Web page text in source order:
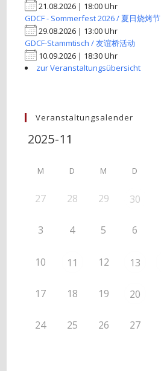
21.08.2026 | 18:00 Uhr
GDCF - Sommerfest 2026 / 夏日烧烤节
29.08.2026 | 13:00 Uhr
GDCF-Stammtisch / 友谊桥活动
10.09.2026 | 18:30 Uhr
zur Veranstaltungsübersicht
Veranstaltungsalender
M D M D
27 28 29 30
3 4 5 6
10 11 12 13
17 18 19 20
24 25 26 27